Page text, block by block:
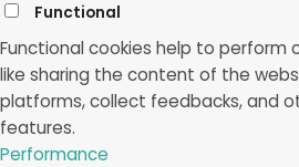
Functional
Functional cookies help to perform
like sharing the content of the
platforms, collect feedbacks, and
features.
Performance